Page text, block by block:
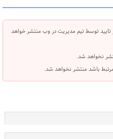
توسط تیم مدیریت در وب منتشر خواهد
نخواهد شد.
مرتبط باشد منتشر نخواهد شد.